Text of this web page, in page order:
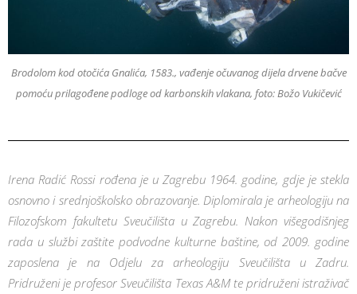
Brodolom kod otočića Gnalića, 1583., vađenje očuvanog dijela drvene bačve
pomoću prilagođene podloge od karbonskih vlakana, foto: Božo Vukičević
Irena Radić Rossi rođena je u Zagrebu 1964. godine, gdje je stekla
osnovno i srednjoškolsko obrazovanje. Diplomirala je arheologiju na
Filozofskom fakultetu Sveučilišta u Zagrebu. Nakon višegodišnjeg
rada u službi zaštite podvodne kulturne baštine, od 2009. godine
zaposlena je na Odjelu za arheologiju Sveučilišta u Zadru.
Pridruženi je profesor Sveučilišta Texas A&M te pridruženi istraživač